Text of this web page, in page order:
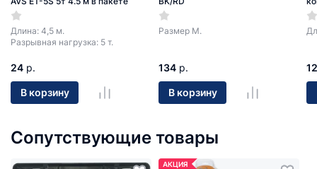
Длина: 4,5 м.
Разрывная нагрузка: 5 т.
24 р.
В корзину
Размер М.
134 р.
В корзину
12
Сопутствующие товары
АКЦИЯ